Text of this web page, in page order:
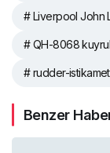
# Liverpool John
# QH-8068
# rudder-istikamet
Benzer